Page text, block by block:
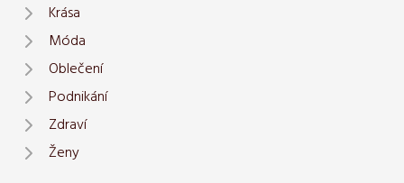
Krása
Móda
Oblečení
Podnikání
Zdraví
Ženy